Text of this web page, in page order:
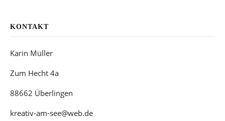
KONTAKT
Karin Müller
Zum Hecht 4a
88662 Überlingen
kreativ-am-see@web.de